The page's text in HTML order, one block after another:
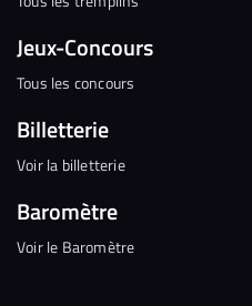
Jeux-Concours
Tous les concours
Billetterie
Voir la billetterie
Baromètre
Voir le Baromètre